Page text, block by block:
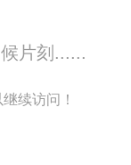
片刻......
续访问！